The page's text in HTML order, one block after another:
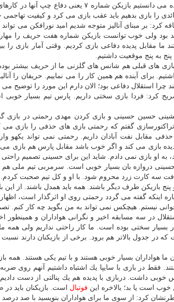
نماییم. در بازی با پدیده می دانستیم
را بازی بدهیم باید عقب بازی می كرد و كیفیت
كرد: بر مبنای آنالیز متوجه شدیم امید نورافكن می
بود ولی خوب توانست بازیكن شماره هفت حریف را
ما مقابل پدیده دفاعی بازی كردیم. وقتی آمار بازی
به پنج موقعیت داشتیم.
های قبلی هم شانس های گلزنی ما از حریف بیشتر
برای آینده هم همین كار را می نماییم. حریفان را
استقلال دفاعی بود؛ الان دارم این مورد را توضیح می
كرد: فردا بازی سختی داریم. پارس تیم بسیار
حسین حسینی و بازی كردن مهدی رحمتی در بازی
گفتم كه رحمتی بازی های حذفی را بازی
مقابل نفت آبادان داریم. رحمتی نمی تواند یكهو
بازی می كند و اگر خوب باشد مقابل پارس هم بازی
به او بازی نمی دادم. شاید این برای حسینی تصمیم
دروازه بان بسیار خوبی است. سرمربی تیم ملی هم
سه كارت زرد محروم شود. با او و كل تیم صحبت كردم.
بازیكن طرف دیگر باشند. همه باید همدل باشند. از این
اینكه گفته می گردد رحمتی روی او اثرگذار است،
نیستم. هیچكس نمی تواند به من بگوید چه كار كنم.
در سه مسابقه اخیر و نگرانی هواداران و همینطور
بسیار سختی بوده است. ما كار راحتی نداریم ولی همه
در جدول بالاتر هم برود. برخی از بازیكنان دارند
ما هواداران بسیار خوبی هستند و با تیم یكی هستند. همه
فقط در بازی با سایپا یك اشتباه داشتیم آنهم روی
داشت. دربازی با پدیده هم یك پنالتی از دست
است یا بد؛ بالاخره این فوتبال است. بازیكنان باید
كرد: از سوی ما برای هواداران بنویسید با صد